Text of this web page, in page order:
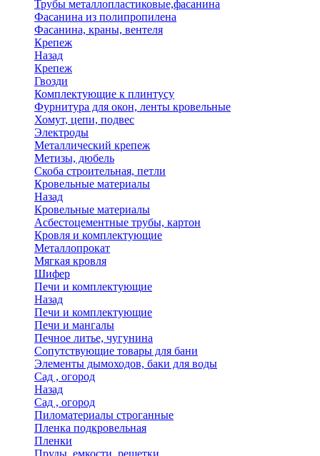
Трубы металлопластиковые,фасанина
Фасанина из полипропилена
Фасанина, краны, вентеля
Крепеж
Назад
Крепеж
Гвозди
Комплектующие к плинтусу
Фурнитура для окон, ленты кровельные
Хомут, цепи, подвес
Электроды
Металлический крепеж
Метизы, дюбель
Скоба строительная, петли
Кровельные материалы
Назад
Кровельные материалы
Асбестоцементные трубы, картон
Кровля и комплектующие
Металлопрокат
Мягкая кровля
Шифер
Печи и комплектующие
Назад
Печи и комплектующие
Печи и мангалы
Печное литье, чугунина
Сопутствующие товары для бани
Элементы дымоходов, баки для воды
Сад , огород
Назад
Сад , огород
Пиломатериалы строганные
Пленка подкровельная
Пленки
Пруды, емкости, решетки